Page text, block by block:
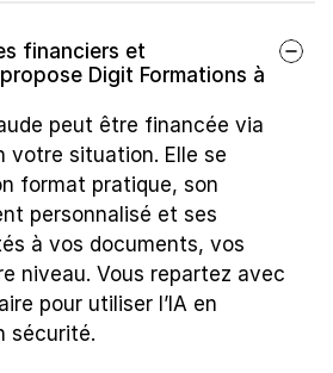
financiers et
Digit Formations à
peut être financée via
votre situation. Elle se
format pratique, son
personnalisé et ses
à vos documents, vos
niveau. Vous repartez avec
pour utiliser l’IA en
sécurité.